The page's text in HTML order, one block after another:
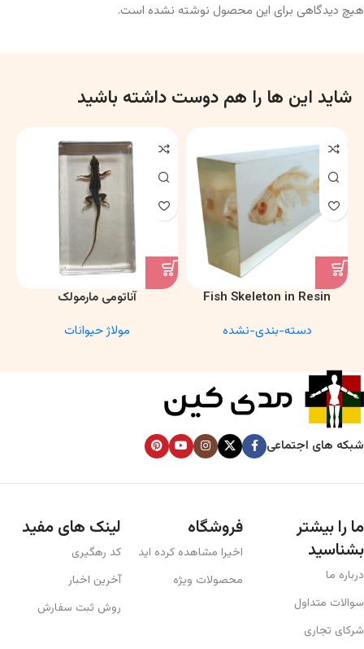
هیچ دیدگاهی برای این محصول نوشته نشده است.
شاید این ها را هم دوست داشته باشید
Fish Skeleton in Resin
Anatomy Specimen
دسته-بندی-نشده
آناتومی مارمولک
مولاژ حیوانات
شبکه های اجتماعی
ما را بیشتر
بشناسید
درباره ما
سوالات متداول
شرکای تجاری
فروشگاه
اخیرا مشاهده کرده اید
محصولات ویژه
لینک های مفید
کد رهگیری
آخرین اخبار
روش ثبت سفارش